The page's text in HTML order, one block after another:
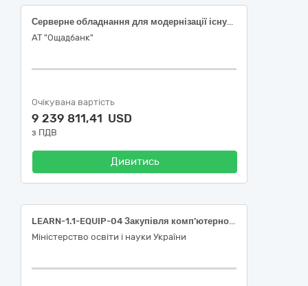
Серверне обладнання для модернізації існуючого апаратно-програмного комплексу «Система резервного копіювання та відновлення даних в АТ «Ощадбанк»
АТ "Ощадбанк"
Очікувана вартість
9 239 811,41 USD
з ПДВ
Дивитись
LEARN-1.1-EQUIP-04 Закупівля комп’ютерного обладнання
Міністерство освіти і науки України